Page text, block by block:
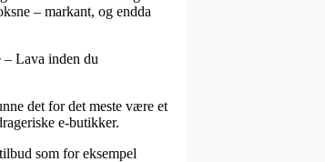
– markant, og endda
Lava inden du
det for det meste være et
e-butikker.
som for eksempel